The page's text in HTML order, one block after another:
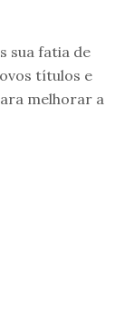
sua fatia de
títulos e
melhorar a